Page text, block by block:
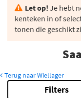
Let op! Je hebt
kenteken in of
tonen die geschikt
Terug naar Wiellager
Resultaten
Filters